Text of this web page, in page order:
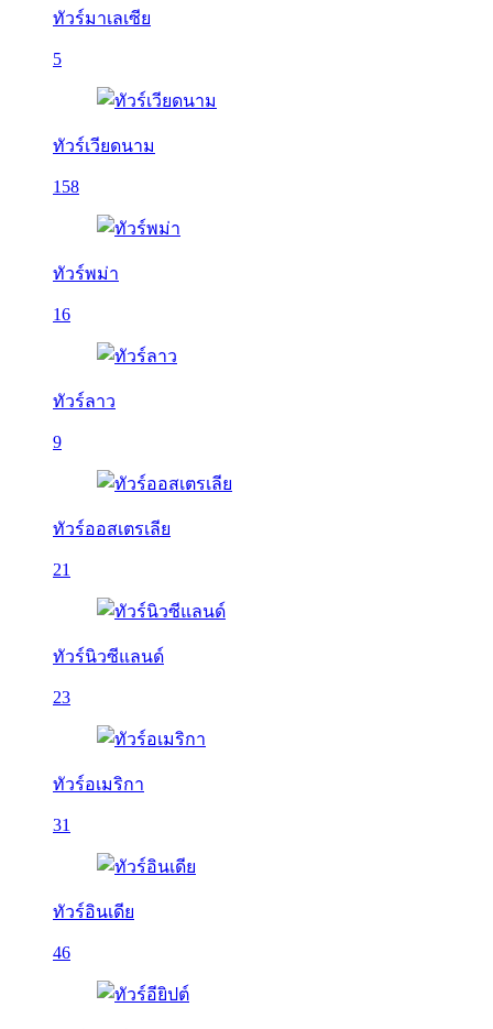
ทัวร์มาเลเซีย
5
ทัวร์เวียดนาม
158
ทัวร์พม่า
16
ทัวร์ลาว
9
ทัวร์ออสเตรเลีย
21
ทัวร์นิวซีแลนด์
23
ทัวร์อเมริกา
31
ทัวร์อินเดีย
46